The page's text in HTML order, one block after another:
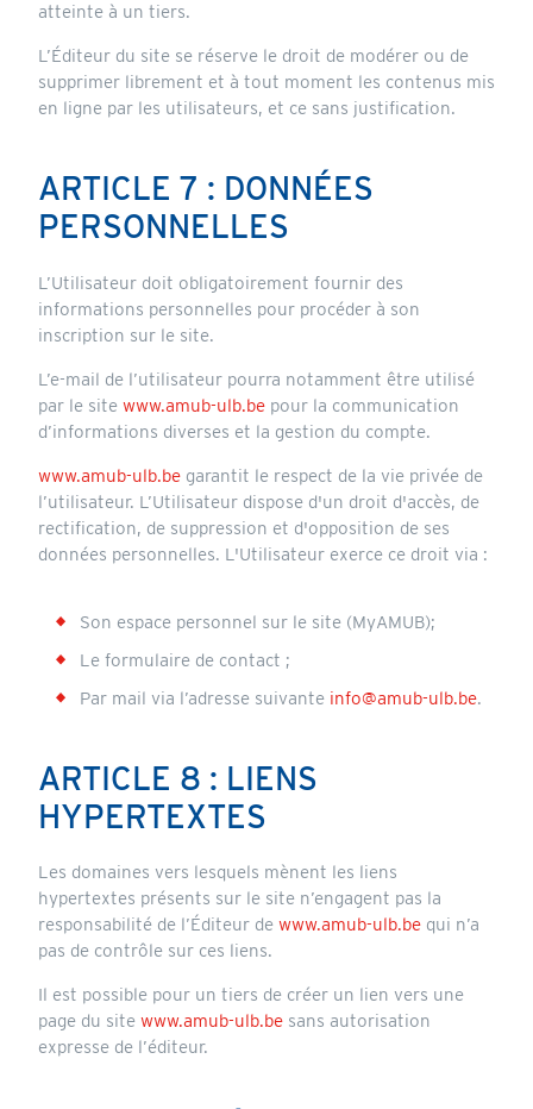
atteinte à un tiers.
L’Éditeur du site se réserve le droit de modérer ou de
supprimer librement et à tout moment les contenus mis
en ligne par les utilisateurs, et ce sans justification.
ARTICLE 7 : DONNÉES
PERSONNELLES
L’Utilisateur doit obligatoirement fournir des
informations personnelles pour procéder à son
inscription sur le site.
L’e-mail de l’utilisateur pourra notamment être utilisé
par le site www.amub-ulb.bepour la communication
d’informations diverses et la gestion du compte.
www.amub-ulb.begarantit le respect de la vie privée de
l’utilisateur. L’Utilisateur dispose d'un droit d'accès, de
rectification, de suppression et d'opposition de ses
données personnelles. L'Utilisateur exerce ce droit via :
Son espace personnel sur le site (MyAMUB);
Le formulaire de contact ;
Par mail via l’adresse suivante info@amub-ulb.be.
ARTICLE 8 : LIENS
HYPERTEXTES
Les domaines vers lesquels mènent les liens
hypertextes présents sur le site n’engagent pas la
responsabilité de l’Éditeur de www.amub-ulb.bequi n’a
pas de contrôle sur ces liens.
Il est possible pour un tiers de créer un lien vers une
page du site www.amub-ulb.besans autorisation
expresse de l’éditeur.